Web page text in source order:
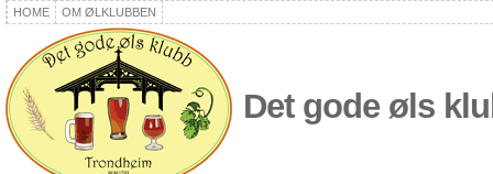
HOME OM ØLKLUBBEN
Det gode øls